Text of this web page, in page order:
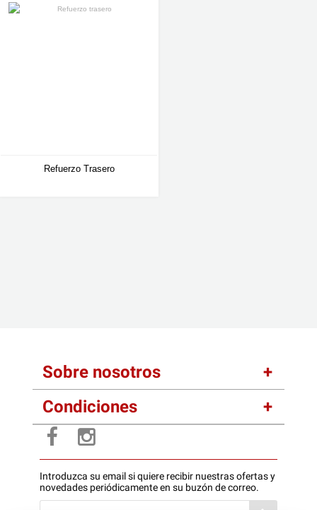
Refuerzo Trasero
Sobre nosotros
Condiciones
Introduzca su email si quiere recibir nuestras ofertas y
novedades periódicamente en su buzón de correo.